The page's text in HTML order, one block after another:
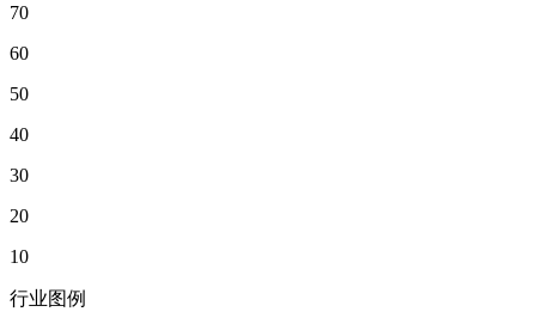
70
60
50
40
30
20
10
行业图例